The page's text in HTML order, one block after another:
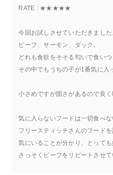
RATE : ★★★★★
今回お試しさせていただきました
ビーフ、サーモン、ダック。
どれも食欲をそそる匂いで食いつ
その中でもうちの子が1番気に入
小さめですが固さがあるので良く
気に入らないフードは一切食べ
フリースティッチさんのフード
気にいることが分かり、とっても
さっそくビーフをリピートさせて